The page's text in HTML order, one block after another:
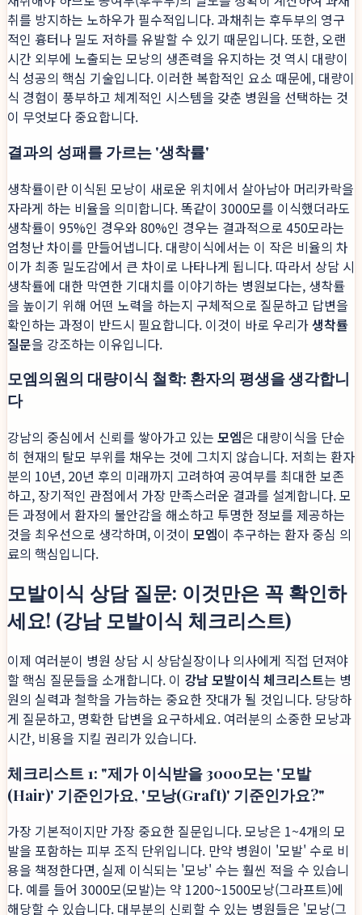
취를 방지하는 노하우가 필수적입니다. 과채취는 후두부의 영구
적인 흉터나 밀도 저하를 유발할 수 있기 때문입니다. 또한, 오랜
시간 외부에 노출되는 모낭의 생존력을 유지하는 것 역시 대량이
식 성공의 핵심 기술입니다. 이러한 복합적인 요소 때문에, 대량이
식 경험이 풍부하고 체계적인 시스템을 갖춘 병원을 선택하는 것
이 무엇보다 중요합니다.
결과의 성패를 가르는 '생착률'
생착률이란 이식된 모낭이 새로운 위치에서 살아남아 머리카락을
자라게 하는 비율을 의미합니다. 똑같이 3000모를 이식했더라도
생착률이 95%인 경우와 80%인 경우는 결과적으로 450모라는
엄청난 차이를 만들어냅니다. 대량이식에서는 이 작은 비율의 차
이가 최종 밀도감에서 큰 차이로 나타나게 됩니다. 따라서 상담 시
생착률에 대한 막연한 기대치를 이야기하는 병원보다는, 생착률
을 높이기 위해 어떤 노력을 하는지 구체적으로 질문하고 답변을
확인하는 과정이 반드시 필요합니다. 이것이 바로 우리가생착률
질문을 강조하는 이유입니다.
모엠의원의 대량이식 철학: 환자의 평생을 생각합니
다
강남의 중심에서 신뢰를 쌓아가고 있는 모엠은 대량이식을 단순
히 현재의 탈모 부위를 채우는 것에 그치지 않습니다. 저희는 환자
분의 10년, 20년 후의 미래까지 고려하여 공여부를 최대한 보존
하고, 장기적인 관점에서 가장 만족스러운 결과를 설계합니다. 모
든 과정에서 환자의 불안감을 해소하고 투명한 정보를 제공하는
것을 최우선으로 생각하며, 이것이 모엠이 추구하는 환자 중심 의
료의 핵심입니다.
모발이식 상담 질문: 이것만은 꼭 확인하
세요! (강남 모발이식 체크리스트)
이제 여러분이 병원 상담 시 상담실장이나 의사에게 직접 던져야
할 핵심 질문들을 소개합니다. 이 강남 모발이식 체크리스트는 병
원의 실력과 철학을 가늠하는 중요한 잣대가 될 것입니다. 당당하
게 질문하고, 명확한 답변을 요구하세요. 여러분의 소중한 모낭과
시간, 비용을 지킬 권리가 있습니다.
체크리스트 1: "제가 이식받을 3000모는 '모발
(Hair)' 기준인가요, '모낭(Graft)' 기준인가요?"
가장 기본적이지만 가장 중요한 질문입니다. 모낭은 1~4개의 모
발을 포함하는 피부 조직 단위입니다. 만약 병원이 '모발' 수로 비
용을 책정한다면, 실제 이식되는 '모낭' 수는 훨씬 적을 수 있습니
다. 예를 들어 3000모(모발)는 약 1200~1500모낭(그라프트)에
해당할 수 있습니다. 대부분의 신뢰할 수 있는 병원들은 '모낭(그